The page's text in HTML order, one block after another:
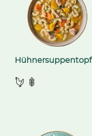
Hühnersuppentopf